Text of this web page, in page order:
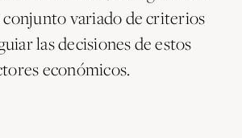
variado de criterios
las decisiones de estos
económicos.